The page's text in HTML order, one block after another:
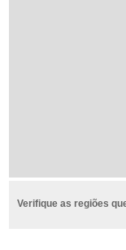
Verifique as regiões